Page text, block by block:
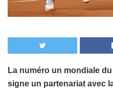
La numéro un mondiale
signe un partenariat avec